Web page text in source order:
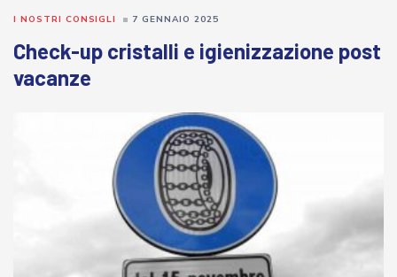
Check-up cristalli e igienizzazione post
vacanze
I NOSTRI CONSIGLI 7 GENNAIO 2025